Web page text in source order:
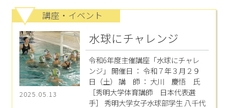
講座・イベント
2025.05.13
水球にチャレンジ
令和6年度主催講座「水球にチャレ
ンジ」 開催日 ： 令和７年３月２９
日（土） 講 師 ： 大川 慶悟 氏
［秀明大学体育講師 日本代表選
手］ 秀明大学女子水球部学生 八千代